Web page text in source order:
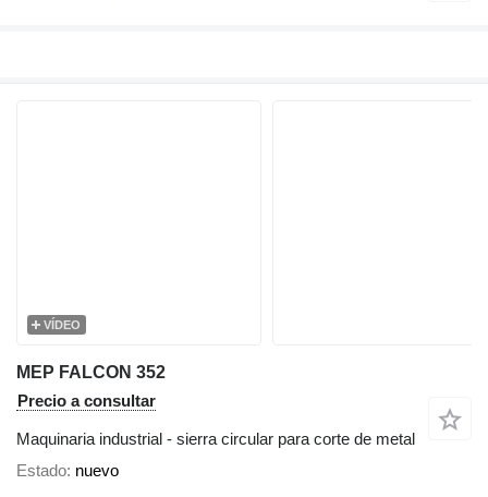
VÍDEO
MEP FALCON 352
Precio a consultar
Maquinaria industrial - sierra circular para corte de metal
Estado nuevo